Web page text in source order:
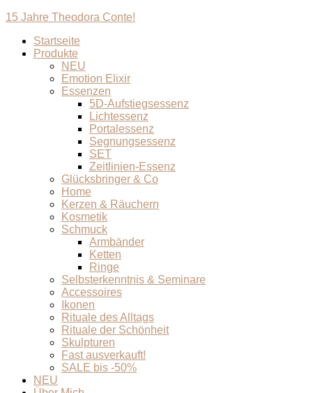
15 Jahre Theodora Conte!
Startseite
Produkte
NEU
Emotion Elixir
Essenzen
5D-Aufstiegsessenz
Lichtessenz
Portalessenz
Segnungsessenz
SET
Zeitlinien-Essenz
Glücksbringer & Co
Home
Kerzen & Räuchern
Kosmetik
Schmuck
Armbänder
Ketten
Ringe
Selbsterkenntnis & Seminare
Accessoires
Ikonen
Rituale des Alltags
Rituale der Schönheit
Skulpturen
Fast ausverkauft!
SALE bis -50%
NEU